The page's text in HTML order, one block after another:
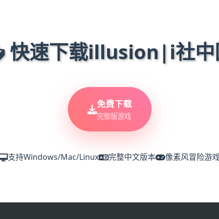
快速下载illusion|i社中
免费下载
完整版游戏
支持Windows/Mac/Linux 完整中文版本 像素风冒险游